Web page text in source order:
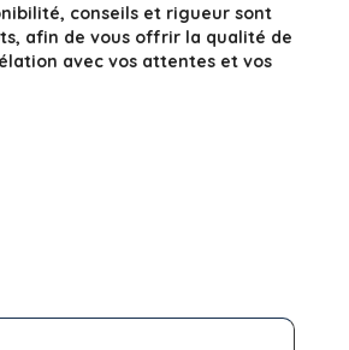
conseils et rigueur sont
afin de vous offrir la qualité de
avec vos attentes et vos